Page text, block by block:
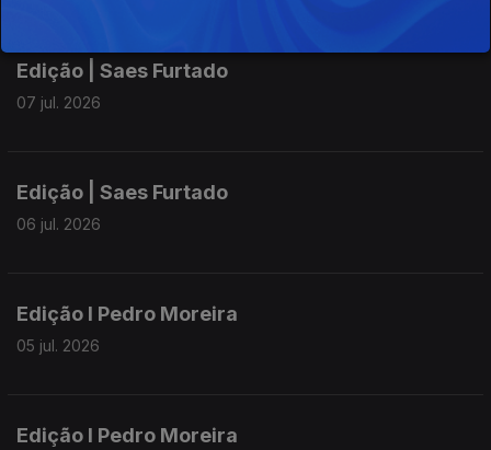
Edição | Saes Furtado
07 jul. 2026
Edição | Saes Furtado
06 jul. 2026
Edição I Pedro Moreira
05 jul. 2026
Edição I Pedro Moreira